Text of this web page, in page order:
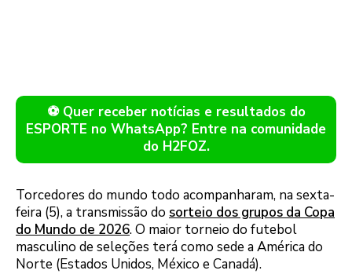
⚽ Quer receber notícias e resultados do
ESPORTE no WhatsApp? Entre na comunidade
do H2FOZ.
Torcedores do mundo todo acompanharam, na sexta-
feira (5), a transmissão do sorteio dos grupos da Copa
do Mundo de 2026. O maior torneio do futebol
masculino de seleções terá como sede a América do
Norte (Estados Unidos, México e Canadá).